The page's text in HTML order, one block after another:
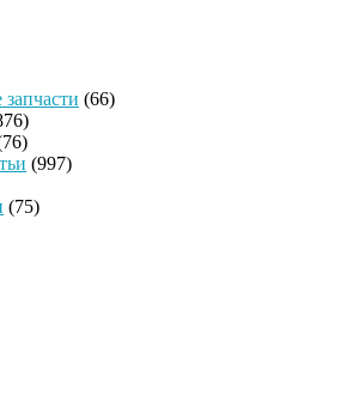
(66)
(997)
(75)